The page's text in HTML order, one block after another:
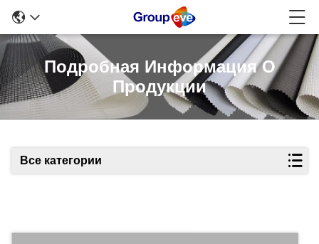
Подробная Информация О
Продукции
Все категории